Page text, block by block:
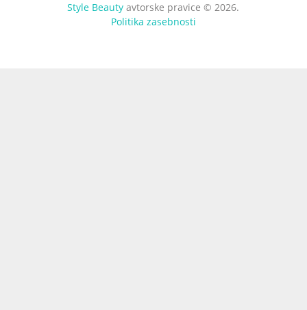
Style Beauty avtorske pravice © 2026.
Politika zasebnosti